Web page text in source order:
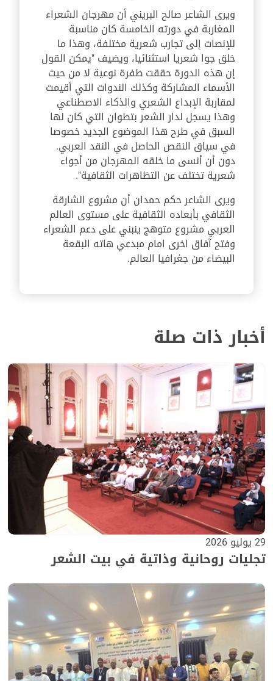
ويرى الشاعر صالح البريني أن مهرجان الشعراء
المغاربة في دورته الخامسة كان مناسبة
للإنصات إلى تجارب شعرية مختلفة، وهذا ما
خلق جوا شعريا استثنائيا، ويضيف "يمكن القول
إن هذه الدورة حققت طفرة نوعية لا من حيث
الأسماء المشاركة وكذلك الندوات التي أقيمت
لمقاربة الإبداع الشعري والذكاء الاصطناعي
وهذا يسجل لدار الشعر بتطوان التي كان لها
السبق في طرح هذا الموضوع الجديد خصوصا
في سياق النقص الحاصل في النقد العربي.
دون أن أنسى ما خلقه المهرجان من أجواء
شعرية تختلف عن التظاهرات الثقافية".
ويرى الشاعر حكم حمدان أن مشروع الشارقة
الثقافي بأبعاده الثقافية على مستوى العالم
العربي مشروع متوهج ينبني على دعم الشعراء
وفتح آفاق اخرى امام مبدعي هاته البقعة
البيضاء من جغرافيا العالم.
أخبار ذات صلة
29 يوليو 2026
تجليات روحانية وذاتية في بيت الشعر